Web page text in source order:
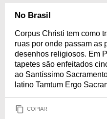
No Brasil
Corpus Christi tem como
ruas por onde passam as
desenhos religiosos. Em
tapetes são enfeitados
ao Santíssimo
latino Tamtum Ergo
COPIAR